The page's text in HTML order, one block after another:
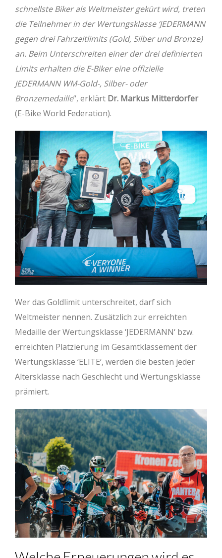
schnellste Biker als Weltmeister gekürt wird, treten
die Teilnehmer in der Wertungsklasse ‘JEDERMANN
gegen drei Fahrzeitlimits (Gold, Silber und Bronze)
an. Beim Unterschreiten einer der drei definierten
Limits erhalten die E-Biker eine offizielle
JEDERMANN WM-Gold-, Silber- oder
Bronzemedaille“, erklärt Dr. Markus Mitterdorfer
(E-Bike World Federation).
Wer das Goldlimit unterschreitet, darf sich
Weltmeister nennen. Zusätzlich zur erreichten
Medaille der Wertungsklasse ‘JEDERMANN‘ bzw.
erreichten Platzierung im Gesamtklassement der
Wertungsklasse ‘ELITE‘, werden die besten jeder
Altersklasse nach Geschlecht und Wertungsklasse
prämiert.